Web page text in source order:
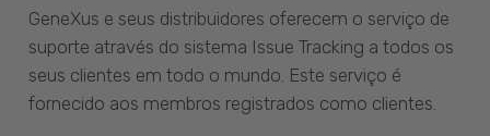
GeneXus e seus distribuidores oferecem o serviço de
suporte através do sistema Issue Tracking a todos os
seus clientes em todo o mundo. Este serviço é
fornecido aos membros registrados como clientes.